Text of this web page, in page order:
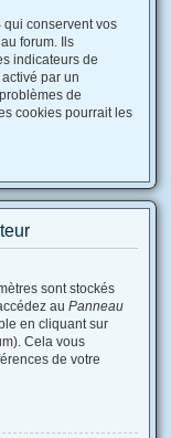
conservent vos
forum. Ils
indicateurs de
par un
de
cookies pourrait les
sont stockés
au Panneau
en cliquant sur
Cela vous
de votre